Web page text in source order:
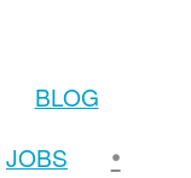
BLOG
JOBS •